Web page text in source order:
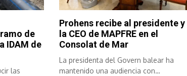
de
IDAM de
las
Prohens recibe al presidente y
la CEO de MAPFRE en el
Consolat de Mar
La presidenta del Govern balear ha
mantenido una audiencia con